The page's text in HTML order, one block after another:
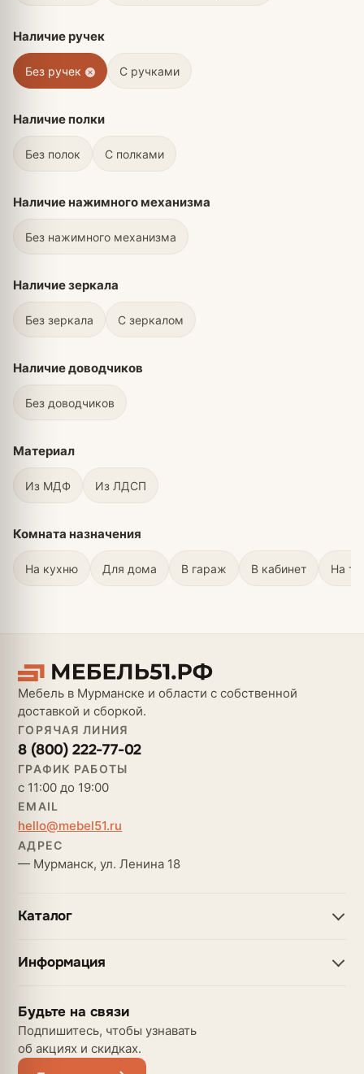
Наличие ручек
Без ручек С ручками
Наличие полки
Без полок С полками
Наличие нажимного механизма
Без нажимного механизма
Наличие зеркала
Без зеркала С зеркалом
Наличие доводчиков
Без доводчиков
Материал
Из МДФ Из ЛДСП
Комната назначения
На кухню Для дома В гараж В кабинет На
Мебель в Мурманске и области с собственной
доставкой и сборкой.
ГОРЯЧАЯ ЛИНИЯ
8 (800) 222-77-02
ГРАФИК РАБОТЫ
с 11:00 до 19:00
EMAIL
hello@mebel51.ru
АДРЕС
— Мурманск, ул. Ленина 18
Каталог
Информация
Будьте на связи
Подпишитесь, чтобы узнавать
об акциях и скидках.